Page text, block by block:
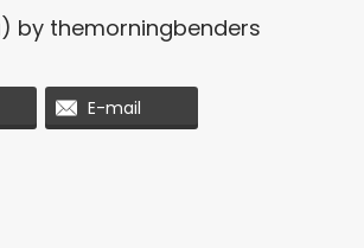
by themorningbenders
E-mail